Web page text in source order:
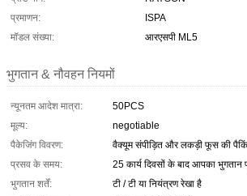
प्रमाणन:
ISPA
मॉडल संख्या:
आरएसपी ML5
भुगतान & नौवहन नियमों
न्यूनतम आदेश मात्रा:
50PCS
मूल्य:
negotiable
पैकेजिंग विवरण:
वैक्यूम संपीड़ित और लकड़ी फूस की
प्रसव के समय:
25 कार्य दिवसों के बाद आपका भुगतान
भुगतान शर्तें:
टी / टी या नियंत्रण रेखा है